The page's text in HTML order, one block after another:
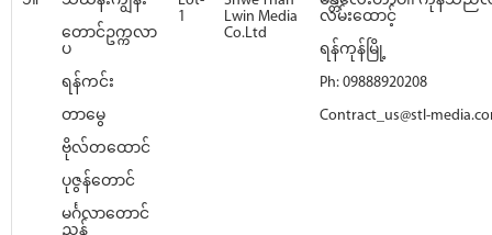
တောင်ဥက္ကလာ
ပ
ရန်ကင်း
တာမွေ
ဗိုလ်တထောင်
ပုဇွန်တောင်
မင်္ဂလာတောင်
ညွှန့်
1
Lwin Media
Co.Ltd
လမ်းထောင့်
ရန်ကုန်မြို့
Ph: 09888920208
Contract_us@stl-